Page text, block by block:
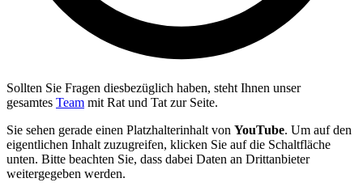
Sollten Sie Fragen diesbezüglich haben, steht Ihnen unser
gesamtes Team mit Rat und Tat zur Seite.
Sie sehen gerade einen Platzhalterinhalt von YouTube. Um auf den
eigentlichen Inhalt zuzugreifen, klicken Sie auf die Schaltfläche
unten. Bitte beachten Sie, dass dabei Daten an Drittanbieter
weitergegeben werden.